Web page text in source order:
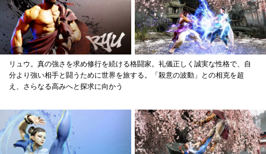
リュウ。真の強さを求め修行を続ける格闘家。礼儀正しく誠実な性格で、自
分より強い相手と闘うために世界を旅する。「殺意の波動」との相克を超
え、さらなる高みへと探求に向かう